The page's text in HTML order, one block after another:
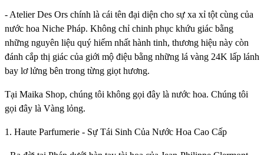
- Atelier Des Ors chính là cái tên đại diện cho sự xa xỉ tột cùng của
nước hoa Niche Pháp. Không chỉ chinh phục khứu giác bằng
những nguyên liệu quý hiếm nhất hành tinh, thương hiệu này còn
đánh cắp thị giác của giới mộ điệu bằng những lá vàng 24K lấp lánh
bay lơ lửng bên trong từng giọt hương.
Tại Maika Shop, chúng tôi không gọi đây là nước hoa. Chúng tôi
gọi đây là Vàng lỏng.
1. Haute Parfumerie - Sự Tái Sinh Của Nước Hoa Cao Cấp